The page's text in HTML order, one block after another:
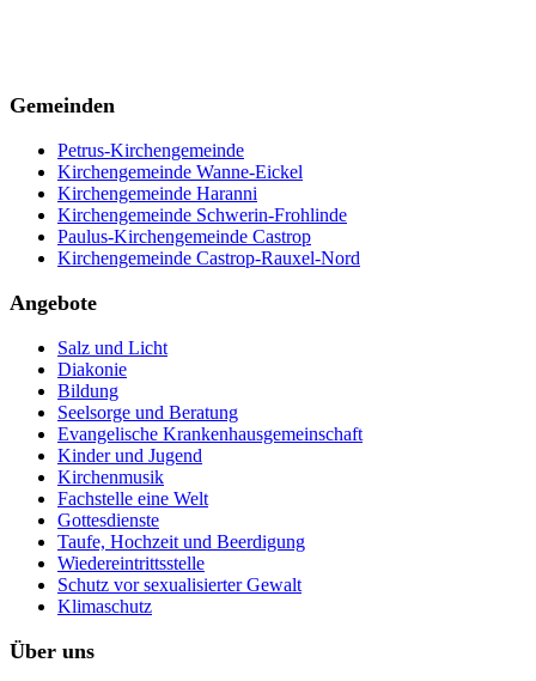
Gemeinden
Petrus-Kirchengemeinde
Kirchengemeinde Wanne-Eickel
Kirchengemeinde Haranni
Kirchengemeinde Schwerin-Frohlinde
Paulus-Kirchengemeinde Castrop
Kirchengemeinde Castrop-Rauxel-Nord
Angebote
Salz und Licht
Diakonie
Bildung
Seelsorge und Beratung
Evangelische Krankenhausgemeinschaft
Kinder und Jugend
Kirchenmusik
Fachstelle eine Welt
Gottesdienste
Taufe, Hochzeit und Beerdigung
Wiedereintrittsstelle
Schutz vor sexualisierter Gewalt
Klimaschutz
Über uns